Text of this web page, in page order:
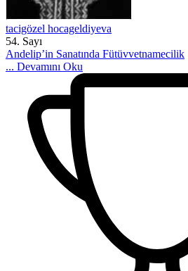
tacigözel hocageldiyeva
54. Sayı
Andelip’in Sanatında Fütüvvetnamecilik
... Devamını Oku